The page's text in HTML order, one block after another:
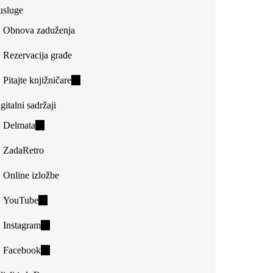
Obnova zaduženja
Rezervacija građe
Pitajte knjižničare(link
sadržaji
Delmata
external)
ZadaRetro
Online izložbe
YouTube(link
external)
Instagram(link
external)
Facebook(link